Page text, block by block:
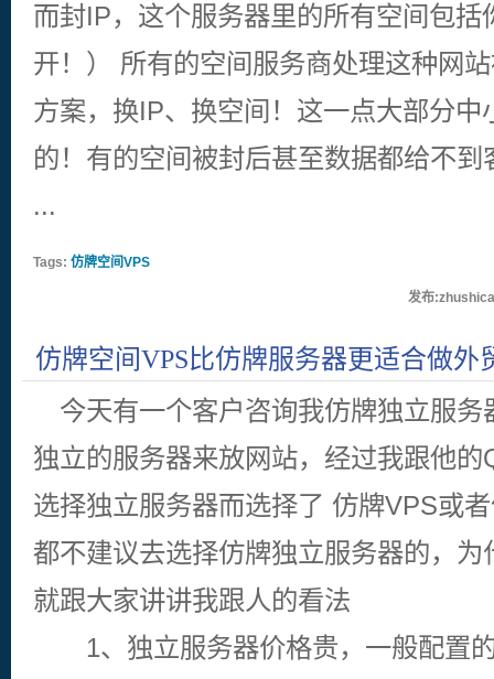
而封IP，这个服务器里的所有空间包括
开！） 所有的空间服务商处理这种网
方案，换IP、换空间！这一点大部分中
的！有的空间被封后甚至数据都给不到
...
Tags: 仿牌空间VPS
发布
仿牌空间VPS比仿牌服务器更适合做外
的几点原因
今天有一个客户咨询我仿牌独立服务
独立的服务器来放网站，经过我跟他
选择独立服务器而选择了 仿牌VPS或
都不建议去选择仿牌独立服务器的，
就跟大家讲讲我跟人的看法
1、独立服务器价格贵，一般配置